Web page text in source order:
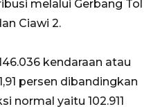
melalui Gerbang Tol
Ciawi 2.
kendaraan atau
persen dibandingkan
normal yaitu 102.911